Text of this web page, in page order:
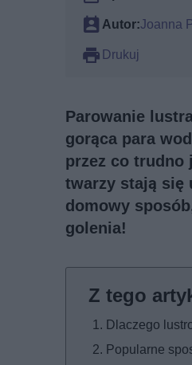
Autor:Joanna
Drukuj
Parowanie
gorąca para
przez co trudno
twarzy stają się
domowy
golenia!
Dlaczego
Popularne